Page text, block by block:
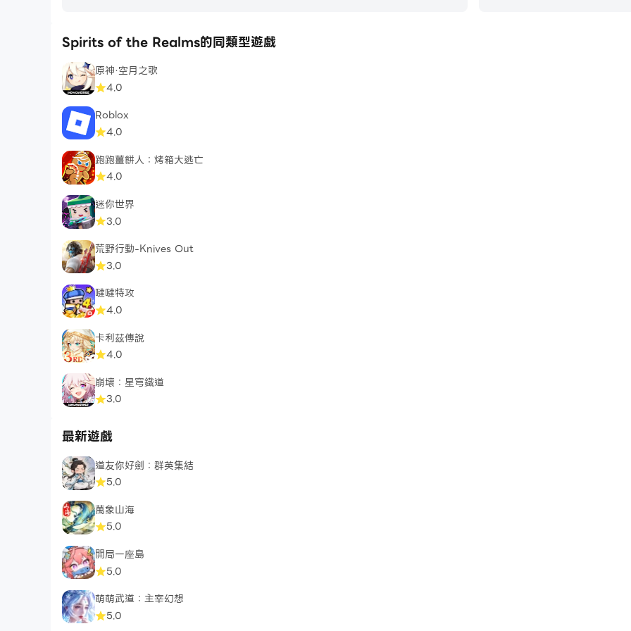
Spirits of the Realms的同類型遊戲
原神·空月之歌
4.0
Roblox
4.0
跑跑薑餅人：烤箱大逃亡
4.0
迷你世界
3.0
荒野行動-Knives Out
3.0
噠噠特攻
4.0
卡利茲傳說
4.0
崩壞：星穹鐵道
3.0
最新遊戲
道友你好劍：群英集結
5.0
萬象山海
5.0
開局一座島
5.0
萌萌武道：主宰幻想
5.0